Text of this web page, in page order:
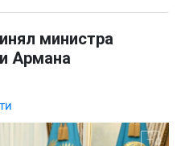
министра
Армана